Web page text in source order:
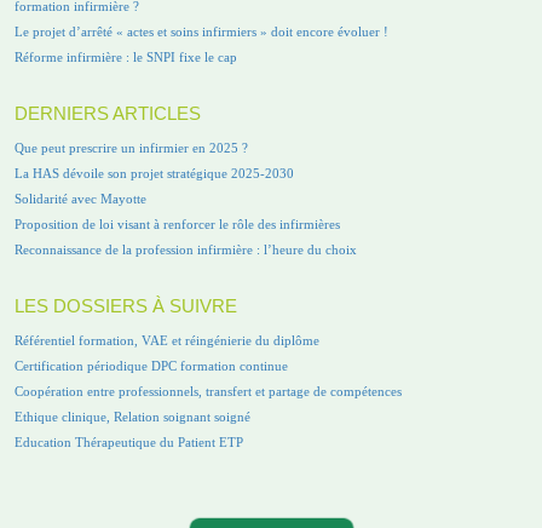
formation infirmière ?
Le projet d’arrêté « actes et soins infirmiers » doit encore évoluer !
Réforme infirmière : le SNPI fixe le cap
DERNIERS ARTICLES
Que peut prescrire un infirmier en 2025 ?
La HAS dévoile son projet stratégique 2025-2030
Solidarité avec Mayotte
Proposition de loi visant à renforcer le rôle des infirmières
Reconnaissance de la profession infirmière : l’heure du choix
LES DOSSIERS À SUIVRE
Référentiel formation, VAE et réingénierie du diplôme
Certification périodique DPC formation continue
Coopération entre professionnels, transfert et partage de compétences
Ethique clinique, Relation soignant soigné
Education Thérapeutique du Patient ETP